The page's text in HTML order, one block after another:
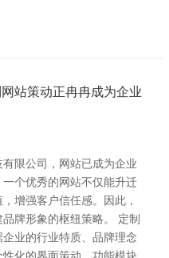
站策动正冉冉成为企业
限公司，网站已成为企业
个优秀的网站不仅能升迁
增强客户信任感。因此，
牌形象的枢纽策略。 定制
业的行业特质、品牌理念